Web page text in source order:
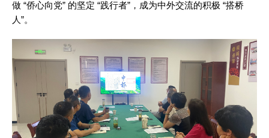
做 “侨心向党” 的坚定 “践行者”，成为中外交流的积极 “搭桥
人”。